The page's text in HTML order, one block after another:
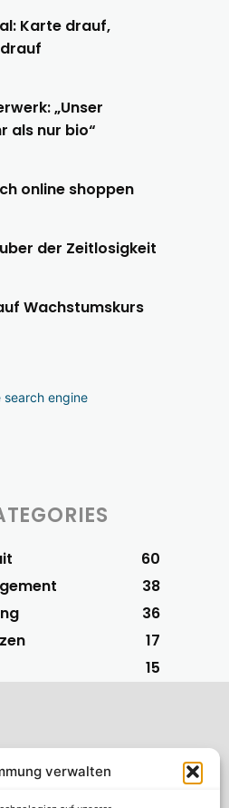
verwalten
Karte drauf,
drauf
„Unser
als nur bio“
online shoppen
der Zeitlosigkeit
Wachstumskurs
60
38
36
17
15